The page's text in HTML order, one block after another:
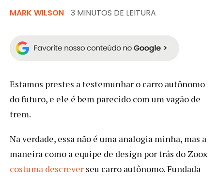
MARK WILSON 3 MINUTOS DE LEITURA
Estamos prestes a testemunhar o carro autônomo
do futuro, e ele é bem parecido com um vagão de
trem.
Na verdade, essa não é uma analogia minha, mas a
maneira como a equipe de design por trás do Zoox
costuma descrever seu carro autônomo. Fundada